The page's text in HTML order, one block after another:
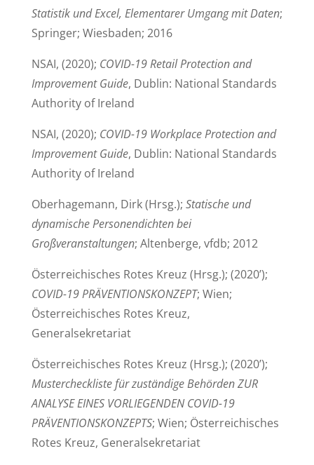
Statistik und Excel, Elementarer Umgang mit Daten;
Springer; Wiesbaden; 2016
NSAI, (2020); COVID-19 Retail Protection and
Improvement Guide, Dublin: National Standards
Authority of Ireland
NSAI, (2020); COVID-19 Workplace Protection and
Improvement Guide, Dublin: National Standards
Authority of Ireland
Oberhagemann, Dirk (Hrsg.); Statische und
dynamische Personendichten bei
Großveranstaltungen; Altenberge, vfdb; 2012
Österreichisches Rotes Kreuz (Hrsg.); (2020’);
COVID-19 PRÄVENTIONSKONZEPT; Wien;
Österreichisches Rotes Kreuz,
Generalsekretariat
Österreichisches Rotes Kreuz (Hrsg.); (2020’);
Mustercheckliste für zuständige Behörden ZUR
ANALYSE EINES VORLIEGENDEN COVID-19
PRÄVENTIONSKONZEPTS; Wien; Österreichisches
Rotes Kreuz, Generalsekretariat